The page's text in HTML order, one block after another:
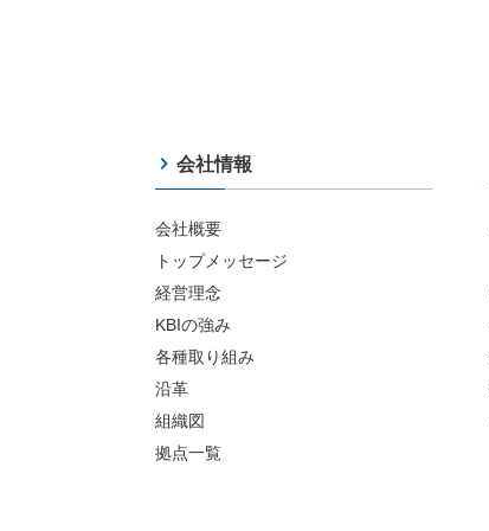
会社情報
会社概要
トップメッセージ
経営理念
KBIの強み
各種取り組み
沿革
組織図
拠点一覧